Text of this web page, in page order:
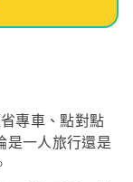
專車、點對點
是一人旅行還是